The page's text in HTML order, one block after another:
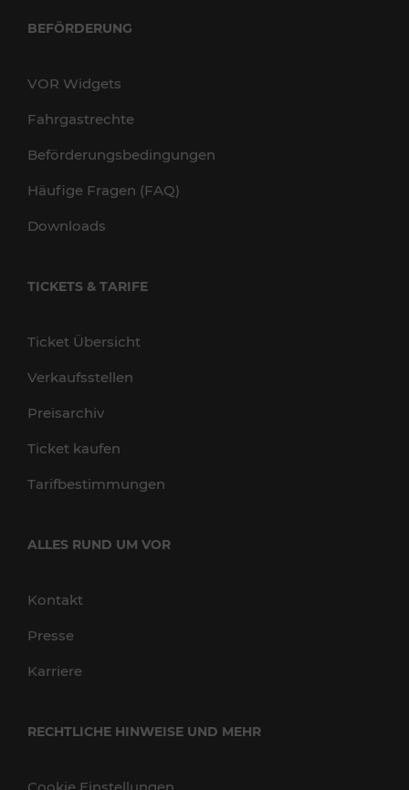
BEFÖRDERUNG
VOR Widgets
Fahrgastrechte
Beförderungsbedingungen
Häufige Fragen (FAQ)
Downloads
TICKETS & TARIFE
Ticket Übersicht
Verkaufsstellen
Preisarchiv
Ticket kaufen
Tarifbestimmungen
ALLES RUND UM VOR
Kontakt
Presse
Karriere
RECHTLICHE HINWEISE UND MEHR